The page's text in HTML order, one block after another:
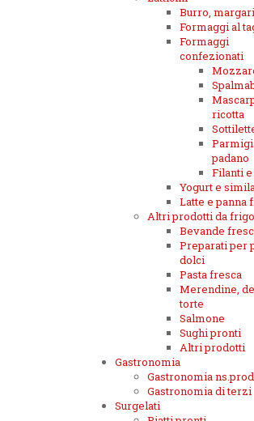
Burro,
Formaggi al
Formaggi
confezionati
ricotta
padano
Filanti
Yogurt e
Latte e panna
Altri prodotti da
Bevande
Preparati per
dolci
Pasta fresca
Merendine,
torte
Salmone
Sughi pronti
Altri prodotti
Gastronomia
Gastronomia
Gastronomia di terzi
Surgelati